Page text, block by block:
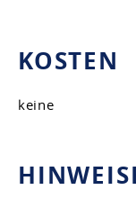
KOSTEN
keine